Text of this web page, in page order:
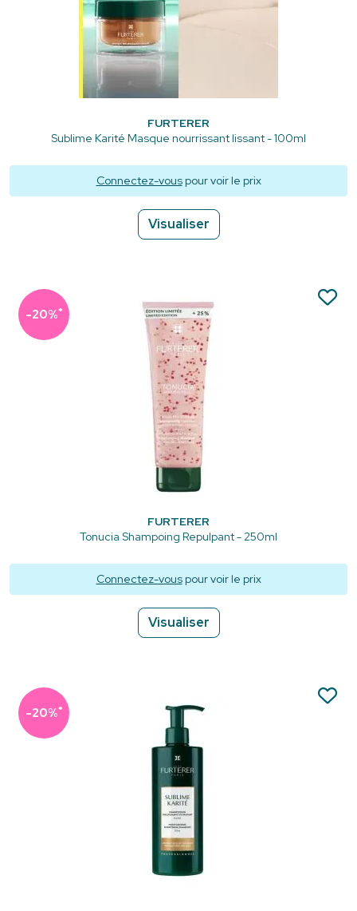
FURTERER
Sublime Karité Masque nourrissant lissant - 100ml
Connectez-vouspour voir le prix
Visualiser
-20%*
FURTERER
Tonucia Shampoing Repulpant - 250ml
Connectez-vouspour voir le prix
Visualiser
-20%*